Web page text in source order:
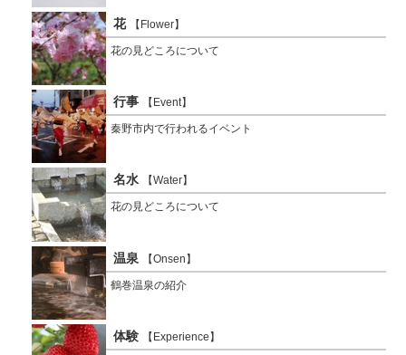
花 【Flower】
花の見どころについて
行事 【Event】
秦野市内で行われるイベント
名水 【Water】
花の見どころについて
温泉 【Onsen】
鶴巻温泉の紹介
体験 【Experience】